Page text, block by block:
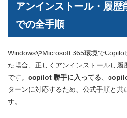
アンインストール・履歴
での全手順
WindowsやMicrosoft 365環境で
た場合、正しくアンインストールし履
です。 copilot 勝手に入ってる
ターンに対応するため、公式手順と共
す。